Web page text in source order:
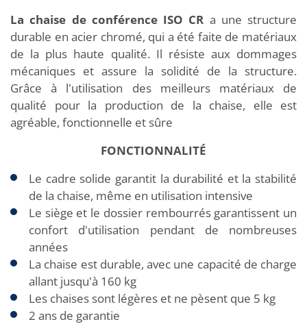
La chaise de conférence ISO CR a une structure
durable en acier chromé, qui a été faite de matériaux
de la plus haute qualité. Il résiste aux dommages
mécaniques et assure la solidité de la structure.
Grâce à l'utilisation des meilleurs matériaux de
qualité pour la production de la chaise, elle est
agréable, fonctionnelle et sûre
FONCTIONNALITÉ
Le cadre solide garantit la durabilité et la stabilité
de la chaise, même en utilisation intensive
Le siège et le dossier rembourrés garantissent un
confort d'utilisation pendant de nombreuses
années
La chaise est durable, avec une capacité de charge
allant jusqu'à 160 kg
Les chaises sont légères et ne pèsent que 5 kg
2 ans de garantie